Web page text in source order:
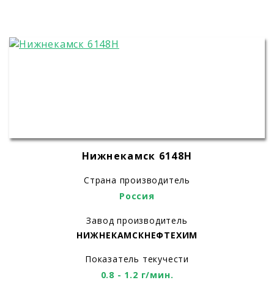
Нижнекамск 6148H
Страна производитель
Россия
Завод производитель
НИЖНЕКАМСКНЕФТЕХИМ
Показатель текучести
0.8 - 1.2 г/мин.